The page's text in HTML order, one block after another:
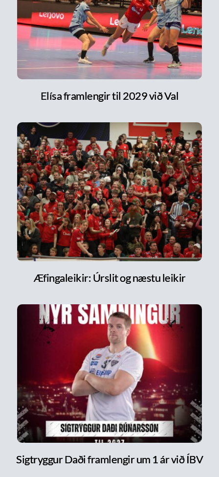
Elísa framlengir til 2029 við Val
Æfingaleikir: Úrslit og næstu leikir
Sigtryggur Daði framlengir um 1 ár við ÍBV